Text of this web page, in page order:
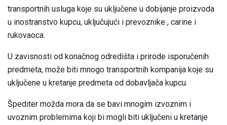
transportnih usluga koje su uključene u dobijanje proizvoda
u inostranstvo kupcu, uključujući i prevoznike , carine i
rukovaoca.
U zavisnosti od konačnog odredišta i prirode isporučenih
predmeta, može biti mnogo transportnih kompanija koje su
uključene u kretanje predmeta od dobavljača kupcu.
Špediter možda mora da se bavi mnogim izvoznim i
uvoznim problemima koji bi mogli biti uključeni u kretanje